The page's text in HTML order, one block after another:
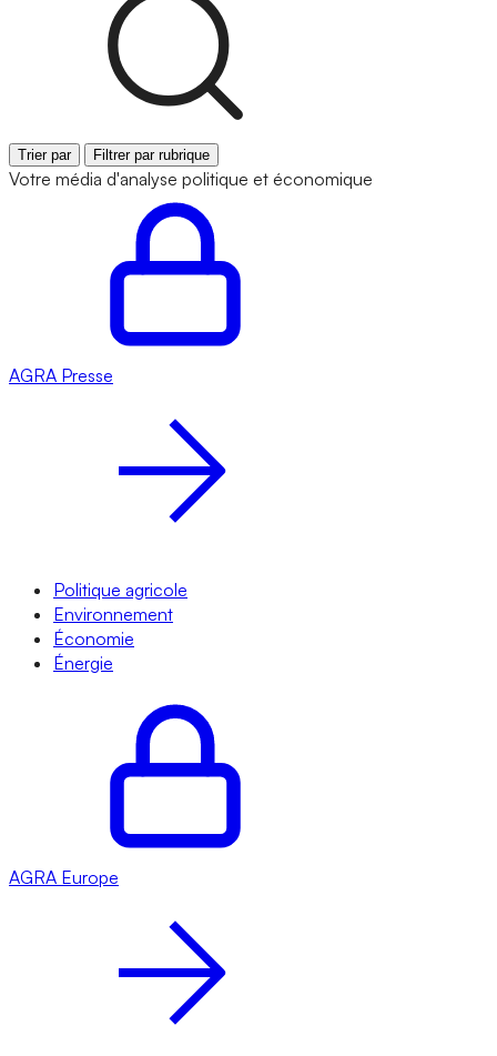
Trier par Filtrer par rubrique
Votre média d'analyse politique et économique
AGRA Presse
Politique agricole
Environnement
Économie
Énergie
AGRA Europe